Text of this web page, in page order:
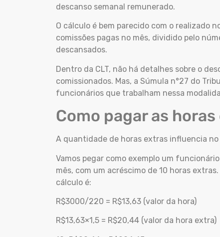
descanso semanal remunerado.
O cálculo é bem parecido com o realizado
comissões pagas no mês, dividido pelo
descansados.
Dentro da CLT, não há detalhes sobre o
comissionados. Mas, a Súmula n°27 do
funcionários que trabalham nessa
Como pagar as
A quantidade de horas extras influencia
Vamos pegar como exemplo um
mês, com um acréscimo de 10 horas
cálculo é:
R$3000/220 = R$13,63 (valor da hora)
R$13,63×1,5 = R$20,44 (valor da hora extra)